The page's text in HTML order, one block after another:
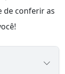
de conferir as